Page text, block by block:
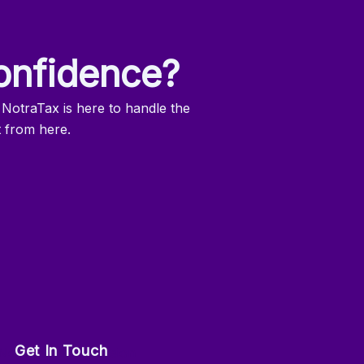
is here to handle the
from here.
Get In Touch